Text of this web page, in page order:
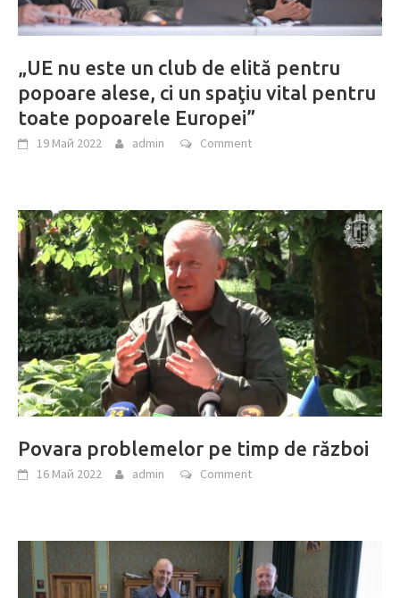
„UE nu este un club de elită pentru
popoare alese, ci un spaţiu vital pentru
toate popoarele Europei”
19 Май 2022 admin Comment
Povara problemelor pe timp de război
16 Май 2022 admin Comment